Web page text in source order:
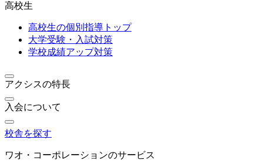
高校生
高校生の個別指導トップ
大学受験・入試対策
学校成績アップ対策
アクシスの特長
入会について
校舎を探す
ワオ・コーポレーションのサービス